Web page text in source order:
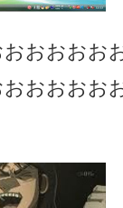
おおおお
おおおお